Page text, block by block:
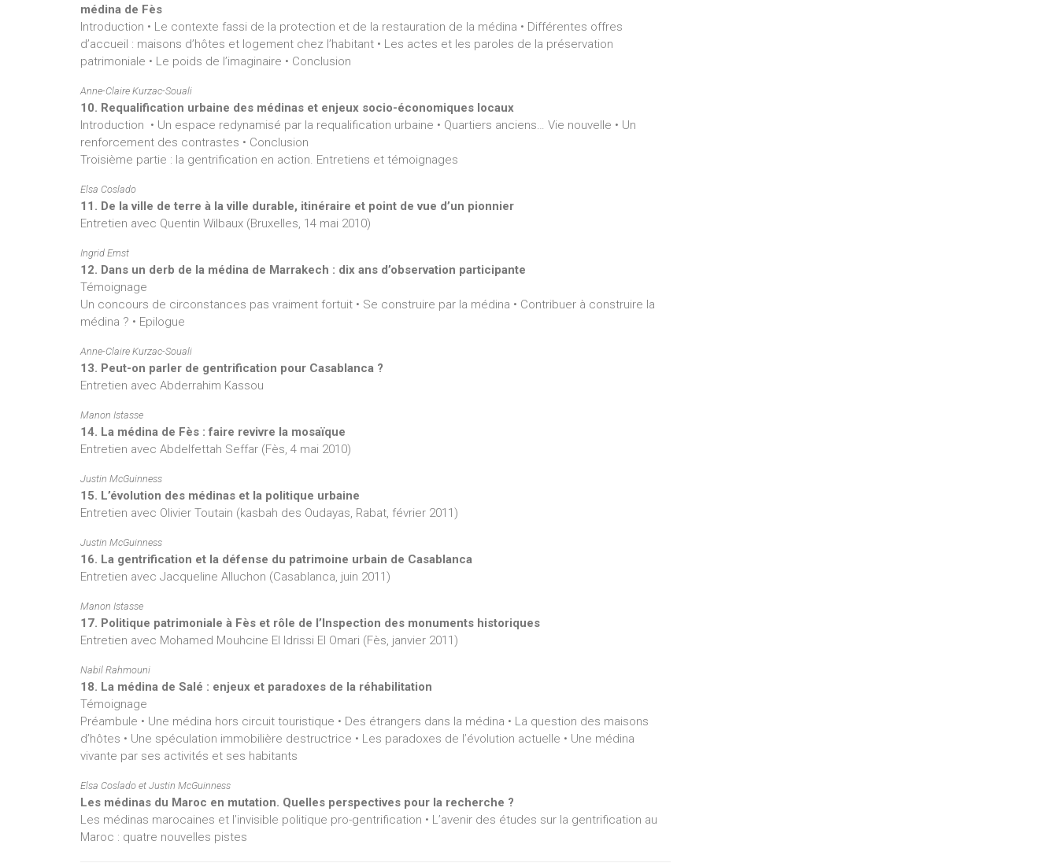
médina de Fès
Introduction • Le contexte fassi de la protection et de la restauration de la médina • Différentes offres
d’accueil : maisons d’hôtes et logement chez l’habitant • Les actes et les paroles de la préservation
patrimoniale • Le poids de l’imaginaire • Conclusion
Anne-Claire Kurzac-Souali
10. Requalification urbaine des médinas et enjeux socio-économiques locaux
Introduction • Un espace redynamisé par la requalification urbaine • Quartiers anciens… Vie nouvelle • Un
renforcement des contrastes • Conclusion
Troisième partie : la gentrification en action. Entretiens et témoignages
Elsa Coslado
11. De la ville de terre à la ville durable, itinéraire et point de vue d’un pionnier
Entretien avec Quentin Wilbaux (Bruxelles, 14 mai 2010)
Ingrid Ernst
12. Dans un derb de la médina de Marrakech : dix ans d’observation participante
Témoignage
Un concours de circonstances pas vraiment fortuit • Se construire par la médina • Contribuer à construire la
médina ? • Epilogue
Anne-Claire Kurzac-Souali
13. Peut-on parler de gentrification pour Casablanca ?
Entretien avec Abderrahim Kassou
Manon Istasse
14. La médina de Fès : faire revivre la mosaïque
Entretien avec Abdelfettah Seffar (Fès, 4 mai 2010)
Justin McGuinness
15. L’évolution des médinas et la politique urbaine
Entretien avec Olivier Toutain (kasbah des Oudayas, Rabat, février 2011)
Justin McGuinness
16. La gentrification et la défense du patrimoine urbain de Casablanca
Entretien avec Jacqueline Alluchon (Casablanca, juin 2011)
Manon Istasse
17. Politique patrimoniale à Fès et rôle de l’Inspection des monuments historiques
Entretien avec Mohamed Mouhcine El Idrissi El Omari (Fès, janvier 2011)
Nabil Rahmouni
18. La médina de Salé : enjeux et paradoxes de la réhabilitation
Témoignage
Préambule • Une médina hors circuit touristique • Des étrangers dans la médina • La question des maisons
d’hôtes • Une spéculation immobilière destructrice • Les paradoxes de l’évolution actuelle • Une médina
vivante par ses activités et ses habitants
Elsa Coslado et Justin McGuinness
Les médinas du Maroc en mutation. Quelles perspectives pour la recherche ?
Les médinas marocaines et l’invisible politique pro-gentrification • L’avenir des études sur la gentrification au
Maroc : quatre nouvelles pistes